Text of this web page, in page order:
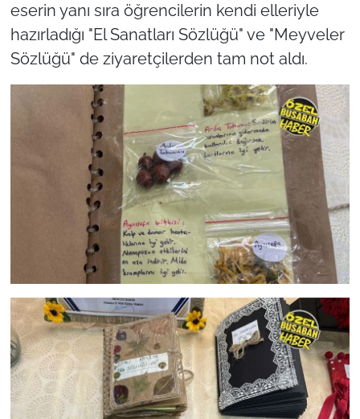
eserin yanı sıra öğrencilerin kendi elleriyle
hazırladığı "El Sanatları Sözlüğü" ve "Meyveler
Sözlüğü" de ziyaretçilerden tam not aldı.